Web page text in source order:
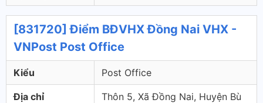
[831720] Điểm BĐVHX Đồng Nai VHX -
VNPost Post Office
Kiểu Post Office
Địa chỉ
Thôn 5, Xã Đồng Nai, Huyện Bù